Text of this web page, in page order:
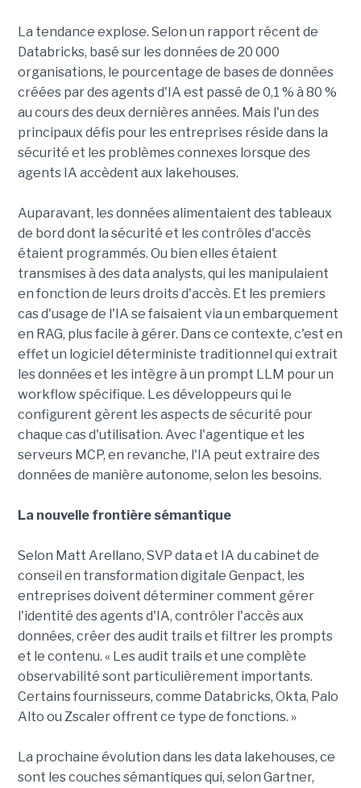
La tendance explose. Selon un rapport récent de
Databricks, basé sur les données de 20 000
organisations, le pourcentage de bases de données
créées par des agents d'IA est passé de 0,1 % à 80 %
au cours des deux dernières années. Mais l'un des
principaux défis pour les entreprises réside dans la
sécurité et les problèmes connexes lorsque des
agents IA accèdent aux lakehouses.
Auparavant, les données alimentaient des tableaux
de bord dont la sécurité et les contrôles d'accès
étaient programmés. Ou bien elles étaient
transmises à des data analysts, qui les manipulaient
en fonction de leurs droits d'accès. Et les premiers
cas d'usage de l'IA se faisaient via un embarquement
en RAG, plus facile à gérer. Dans ce contexte, c'est en
effet un logiciel déterministe traditionnel qui extrait
les données et les intègre à un prompt LLM pour un
workflow spécifique. Les développeurs qui le
configurent gèrent les aspects de sécurité pour
chaque cas d'utilisation. Avec l'agentique et les
serveurs MCP, en revanche, l'IA peut extraire des
données de manière autonome, selon les besoins.
La nouvelle frontière sémantique
Selon Matt Arellano, SVP data et IA du cabinet de
conseil en transformation digitale Genpact, les
entreprises doivent déterminer comment gérer
l'identité des agents d'IA, contrôler l'accès aux
données, créer des audit trails et filtrer les prompts
et le contenu. « Les audit trails et une complète
observabilité sont particulièrement importants.
Certains fournisseurs, comme Databricks, Okta, Palo
Alto ou Zscaler offrent ce type de fonctions. »
La prochaine évolution dans les data lakehouses, ce
sont les couches sémantiques qui, selon Gartner,